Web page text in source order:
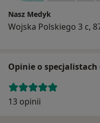
Nasz Medyk
Wojska Polskiego 3 c,
Opinie o specjalistach
13 opinii